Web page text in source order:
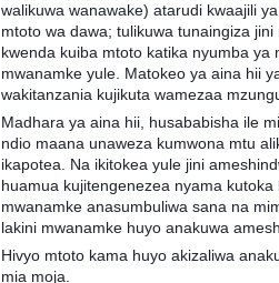
walikuwa wanawake) atarudi kwaajili
mtoto wa dawa; tulikuwa tunaingiza
kwenda kuiba mtoto katika nyumba
mwanamke yule. Matokeo ya aina hii
wakitanzania kujikuta wamezaa
Madhara ya aina hii, husababisha ile
ndio maana unaweza kumwona mtu
ikapotea. Na ikitokea yule jini
huamua kujitengenezea nyama
mwanamke anasumbuliwa sana na
lakini mwanamke huyo anakuwa
Hivyo mtoto kama huyo akizaliwa
mia moja.